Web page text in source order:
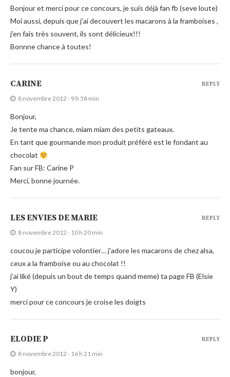
Bonjour et merci pour ce concours, je suis déjà fan fb (seve loute)
Moi aussi, depuis que j’ai decouvert les macarons à la framboises ,
j’en fais très souvent, ils sont délicieux!!!
Bonnne chance à toutes!
CARINE
8 novembre 2012 - 9 h 58 min
Bonjour,
Je tente ma chance, miam miam des petits gateaux.
En tant que gourmande mon produit préféré est le fondant au
chocolat
Fan sur FB: Carine P
Merci, bonne journée.
REPLY
LES ENVIES DE MARIE
8 novembre 2012 - 10 h 20 min
coucou je participe volontier… j’adore les macarons de chez alsa,
ceux a la framboise ou au chocolat !!
j’ai liké (depuis un bout de temps quand meme) ta page FB (Elsie
Y)
merci pour ce concours je croise les doigts
REPLY
ELODIE P
8 novembre 2012 - 16 h 21 min
bonjour,
REPLY